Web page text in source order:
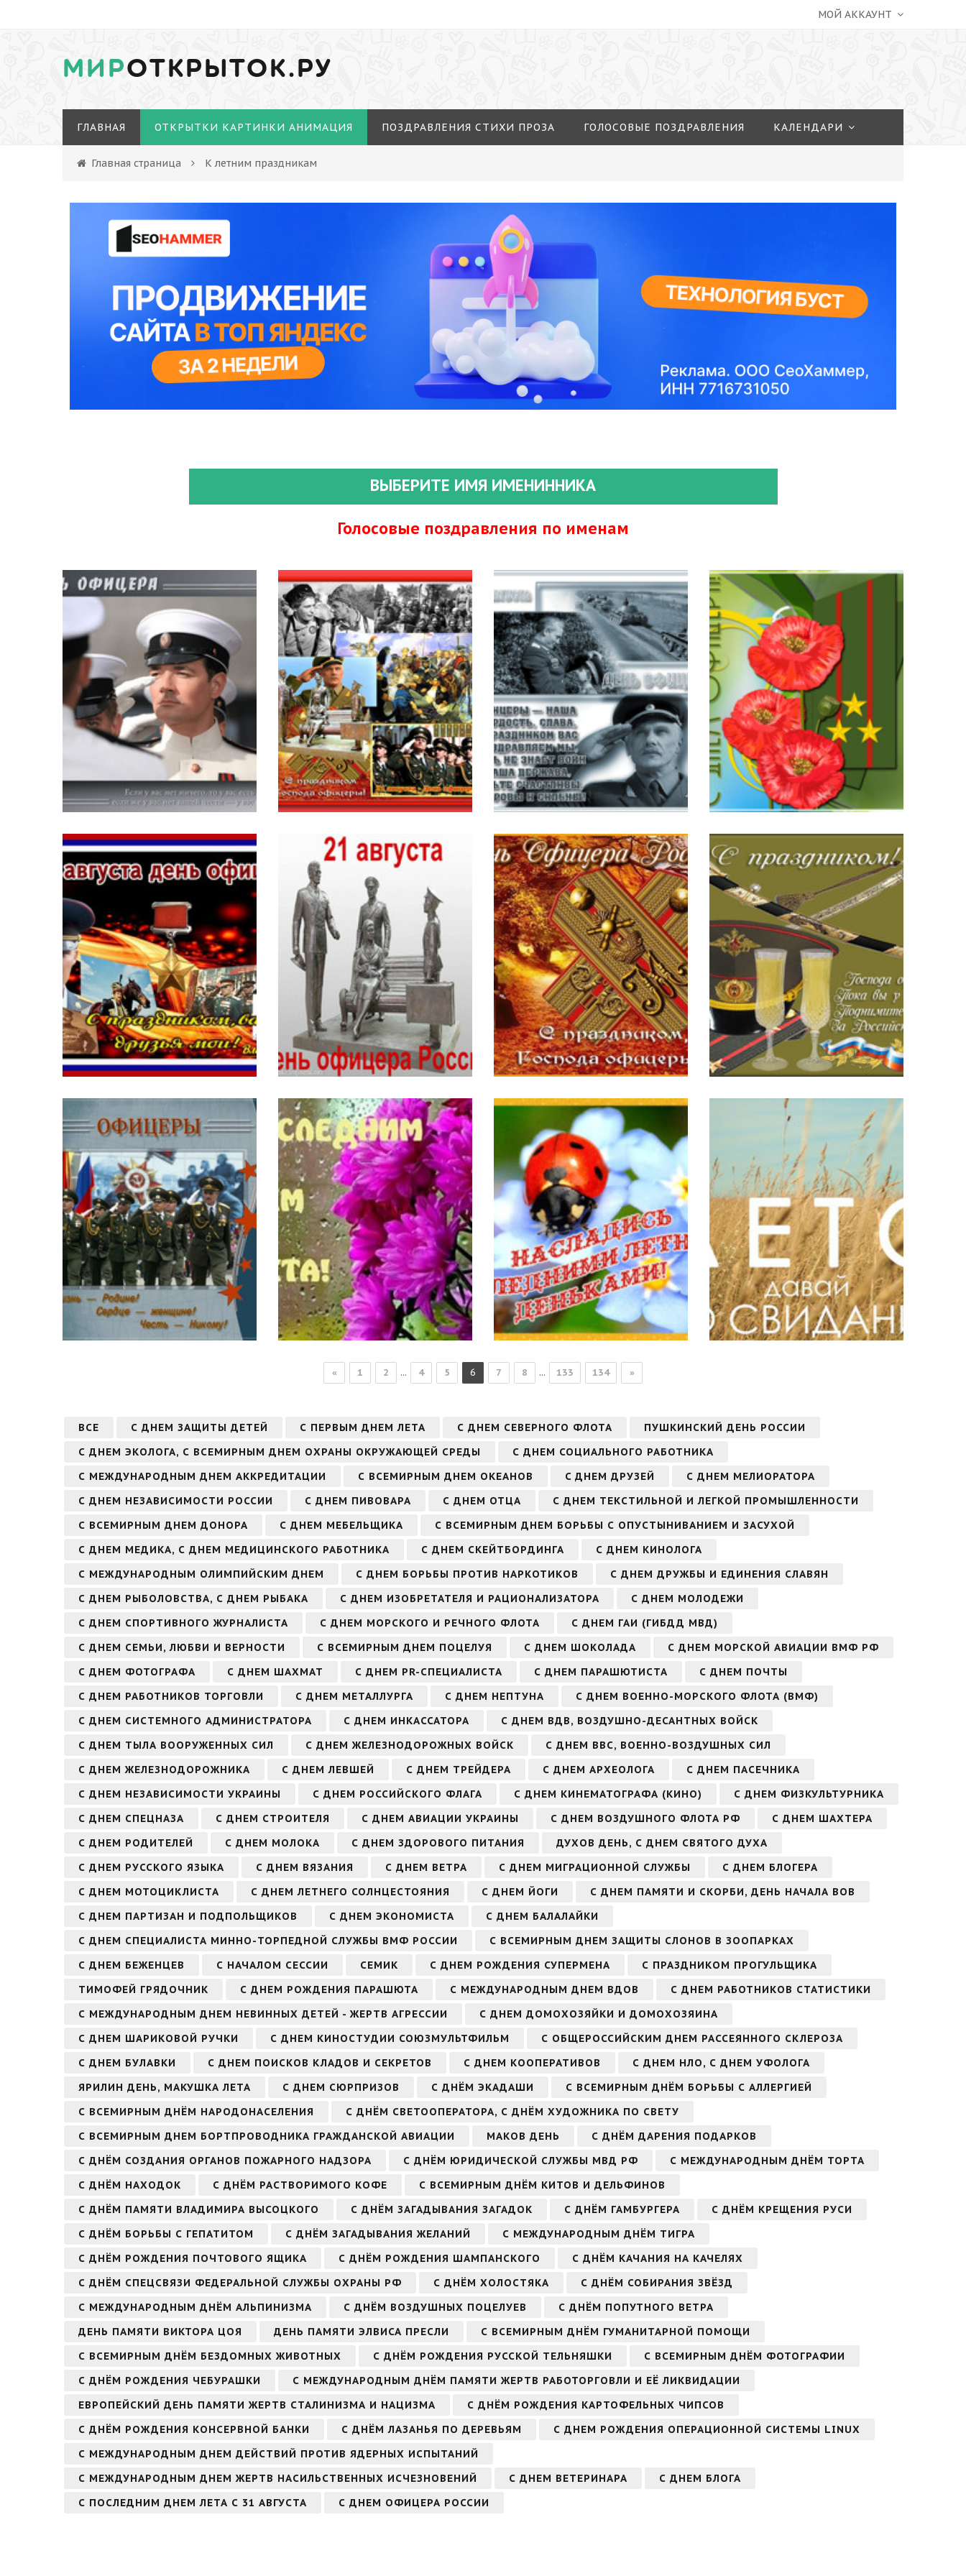
МОЙ АККАУНТ
МИРОТКРЫТОК.РУ
ГЛАВНАЯ ОТКРЫТКИ КАРТИНКИ АНИМАЦИЯ ПОЗДРАВЛЕНИЯ СТИХИ ПРОЗА ГОЛОСОВЫЕ ПОЗДРАВЛЕНИЯ КАЛЕНДАРИ
Главная страница К летним праздникам
ВЫБЕРИТЕ ИМЯ ИМЕНИННИКА
Голосовые поздравления по именам
« 1 2 ... 4 5 6 7 8 ... 133 134 »
ВСЕ С ДНЕМ ЗАЩИТЫ ДЕТЕЙ С ПЕРВЫМ ДНЕМ ЛЕТА С ДНЕМ СЕВЕРНОГО ФЛОТА
ПУШКИНСКИЙ ДЕНЬ РОССИИ
С ДНЕМ ЭКОЛОГА, С ВСЕМИРНЫМ ДНЕМ ОХРАНЫ ОКРУЖАЮЩЕЙ СРЕДЫ
С ДНЕМ СОЦИАЛЬНОГО РАБОТНИКА
С МЕЖДУНАРОДНЫМ ДНЕМ АККРЕДИТАЦИИ
С ВСЕМИРНЫМ ДНЕМ ОКЕАНОВ C ДНЕМ ДРУЗЕЙ
С ДНЕМ МЕЛИОРАТОРА
С ДНЕМ НЕЗАВИСИМОСТИ РОССИИ
С ДНЕМ ПИВОВАРА С ДНЕМ ОТЦА
С ДНЕМ ТЕКСТИЛЬНОЙ И ЛЕГКОЙ ПРОМЫШЛЕННОСТИ
С ВСЕМИРНЫМ ДНЕМ ДОНОРА
С ДНЕМ МЕБЕЛЬЩИКА
С ВСЕМИРНЫМ ДНЕМ БОРЬБЫ С ОПУСТЫНИВАНИЕМ И ЗАСУХОЙ
С ДНЕМ МЕДИКА, С ДНЕМ МЕДИЦИНСКОГО РАБОТНИКА
С ДНЕМ СКЕЙТБОРДИНГА
С ДНЕМ КИНОЛОГА
С МЕЖДУНАРОДНЫМ ОЛИМПИЙСКИМ ДНЕМ
С ДНЕМ БОРЬБЫ ПРОТИВ НАРКОТИКОВ
С ДНЕМ ДРУЖБЫ И ЕДИНЕНИЯ СЛАВЯН
С ДНЕМ РЫБОЛОВСТВА, С ДНЕМ РЫБАКА
С ДНЕМ ИЗОБРЕТАТЕЛЯ И РАЦИОНАЛИЗАТОРА
С ДНЕМ МОЛОДЕЖИ
С ДНЕМ СПОРТИВНОГО ЖУРНАЛИСТА
С ДНЕМ МОРСКОГО И РЕЧНОГО ФЛОТА
С ДНЕМ ГАИ (ГИБДД МВД)
С ДНЕМ СЕМЬИ, ЛЮБВИ И ВЕРНОСТИ
С ВСЕМИРНЫМ ДНЕМ ПОЦЕЛУЯ С ДНЕМ ШОКОЛАДА
С ДНЕМ МОРСКОЙ АВИАЦИИ ВМФ РФ
С ДНЕМ ФОТОГРАФА
С ДНЕМ ШАХМАТ С ДНЕМ PR-СПЕЦИАЛИСТА С ДНЕМ ПАРАШЮТИСТА
С ДНЕМ ПОЧТЫ
С ДНЕМ РАБОТНИКОВ ТОРГОВЛИ
С ДНЕМ МЕТАЛЛУРГА С ДНЕМ НЕПТУНА
С ДНЕМ ВОЕННО-МОРСКОГО ФЛОТА (ВМФ)
С ДНЕМ СИСТЕМНОГО АДМИНИСТРАТОРА
С ДНЕМ ИНКАССАТОРА
С ДНЕМ ВДВ, ВОЗДУШНО-ДЕСАНТНЫХ ВОЙСК
С ДНЕМ ТЫЛА ВООРУЖЕННЫХ СИЛ
С ДНЕМ ЖЕЛЕЗНОДОРОЖНЫХ ВОЙСК
С ДНЕМ ВВС, ВОЕННО-ВОЗДУШНЫХ СИЛ
С ДНЕМ ЖЕЛЕЗНОДОРОЖНИКА
С ДНЕМ ЛЕВШЕЙ С ДНЕМ ТРЕЙДЕРА С ДНЕМ АРХЕОЛОГА
С ДНЕМ ПАСЕЧНИКА
С ДНЕМ НЕЗАВИСИМОСТИ УКРАИНЫ
С ДНЕМ РОССИЙСКОГО ФЛАГА С ДНЕМ КИНЕМАТОГРАФА (КИНО)
С ДНЕМ ФИЗКУЛЬТУРНИКА
С ДНЕМ СПЕЦНАЗА
С ДНЕМ СТРОИТЕЛЯ С ДНЕМ АВИАЦИИ УКРАИНЫ С ДНЕМ ВОЗДУШНОГО ФЛОТА РФ
С ДНЕМ ШАХТЕРА
С ДНЕМ РОДИТЕЛЕЙ
С ДНЕМ МОЛОКА С ДНЕМ ЗДОРОВОГО ПИТАНИЯ
ДУХОВ ДЕНЬ, С ДНЕМ СВЯТОГО ДУХА
С ДНЕМ РУССКОГО ЯЗЫКА
С ДНЕМ ВЯЗАНИЯ С ДНЕМ ВЕТРА С ДНЕМ МИГРАЦИОННОЙ СЛУЖБЫ
С ДНЕМ БЛОГЕРА
С ДНЕМ МОТОЦИКЛИСТА
С ДНЕМ ЛЕТНЕГО СОЛНЦЕСТОЯНИЯ С ДНЕМ ЙОГИ
С ДНЕМ ПАМЯТИ И СКОРБИ, ДЕНЬ НАЧАЛА ВОВ
С ДНЕМ ПАРТИЗАН И ПОДПОЛЬЩИКОВ
С ДНЕМ ЭКОНОМИСТА
С ДНЕМ БАЛАЛАЙКИ
С ДНЕМ СПЕЦИАЛИСТА МИННО-ТОРПЕДНОЙ СЛУЖБЫ ВМФ РОССИИ
С ВСЕМИРНЫМ ДНЕМ ЗАЩИТЫ СЛОНОВ В ЗООПАРКАХ
С ДНЕМ БЕЖЕНЦЕВ
С НАЧАЛОМ СЕССИИ СЕМИК С ДНЕМ РОЖДЕНИЯ СУПЕРМЕНА
С ПРАЗДНИКОМ ПРОГУЛЬЩИКА
ТИМОФЕЙ ГРЯДОЧНИК
С ДНЕМ РОЖДЕНИЯ ПАРАШЮТА С МЕЖДУНАРОДНЫМ ДНЕМ ВДОВ
С ДНЕМ РАБОТНИКОВ СТАТИСТИКИ
С МЕЖДУНАРОДНЫМ ДНЕМ НЕВИННЫХ ДЕТЕЙ - ЖЕРТВ АГРЕССИИ
С ДНЕМ ДОМОХОЗЯЙКИ И ДОМОХОЗЯИНА
С ДНЕМ ШАРИКОВОЙ РУЧКИ
С ДНЕМ КИНОСТУДИИ СОЮЗМУЛЬТФИЛЬМ
С ОБЩЕРОССИЙСКИМ ДНЕМ РАССЕЯННОГО СКЛЕРОЗА
С ДНЕМ БУЛАВКИ
С ДНЕМ ПОИСКОВ КЛАДОВ И СЕКРЕТОВ С ДНЕМ КООПЕРАТИВОВ
С ДНЕМ НЛО, С ДНЕМ УФОЛОГА
ЯРИЛИН ДЕНЬ, МАКУШКА ЛЕТА
С ДНЕМ СЮРПРИЗОВ С ДНЁМ ЭКАДАШИ
С ВСЕМИРНЫМ ДНЁМ БОРЬБЫ С АЛЛЕРГИЕЙ
С ВСЕМИРНЫМ ДНЁМ НАРОДОНАСЕЛЕНИЯ
С ДНЁМ СВЕТООПЕРАТОРА, С ДНЁМ ХУДОЖНИКА ПО СВЕТУ
С ВСЕМИРНЫМ ДНЕМ БОРТПРОВОДНИКА ГРАЖДАНСКОЙ АВИАЦИИ
МАКОВ ДЕНЬ
С ДНЁМ ДАРЕНИЯ ПОДАРКОВ
С ДНЁМ СОЗДАНИЯ ОРГАНОВ ПОЖАРНОГО НАДЗОРА
С ДНЁМ ЮРИДИЧЕСКОЙ СЛУЖБЫ МВД РФ
С МЕЖДУНАРОДНЫМ ДНЁМ ТОРТА
С ДНЁМ НАХОДОК
С ДНЁМ РАСТВОРИМОГО КОФЕ
С ВСЕМИРНЫМ ДНЁМ КИТОВ И ДЕЛЬФИНОВ
С ДНЁМ ПАМЯТИ ВЛАДИМИРА ВЫСОЦКОГО
С ДНЁМ ЗАГАДЫВАНИЯ ЗАГАДОК С ДНЁМ ГАМБУРГЕРА
С ДНЁМ КРЕЩЕНИЯ РУСИ
С ДНЁМ БОРЬБЫ С ГЕПАТИТОМ
С ДНЁМ ЗАГАДЫВАНИЯ ЖЕЛАНИЙ
С МЕЖДУНАРОДНЫМ ДНЁМ ТИГРА
С ДНЁМ РОЖДЕНИЯ ПОЧТОВОГО ЯЩИКА
С ДНЁМ РОЖДЕНИЯ ШАМПАНСКОГО
С ДНЁМ КАЧАНИЯ НА КАЧЕЛЯХ
С ДНЁМ СПЕЦСВЯЗИ ФЕДЕРАЛЬНОЙ СЛУЖБЫ ОХРАНЫ РФ
С ДНЁМ ХОЛОСТЯКА
С ДНЁМ СОБИРАНИЯ ЗВЁЗД
С МЕЖДУНАРОДНЫМ ДНЁМ АЛЬПИНИЗМА
С ДНЁМ ВОЗДУШНЫХ ПОЦЕЛУЕВ
С ДНЁМ ПОПУТНОГО ВЕТРА
ДЕНЬ ПАМЯТИ ВИКТОРА ЦОЯ
ДЕНЬ ПАМЯТИ ЭЛВИСА ПРЕСЛИ
С ВСЕМИРНЫМ ДНЁМ ГУМАНИТАРНОЙ ПОМОЩИ
С ВСЕМИРНЫМ ДНЁМ БЕЗДОМНЫХ ЖИВОТНЫХ
С ДНЁМ РОЖДЕНИЯ РУССКОЙ ТЕЛЬНЯШКИ
С ВСЕМИРНЫМ ДНЁМ ФОТОГРАФИИ
С ДНЁМ РОЖДЕНИЯ ЧЕБУРАШКИ
С МЕЖДУНАРОДНЫМ ДНЁМ ПАМЯТИ ЖЕРТВ РАБОТОРГОВЛИ И ЕЁ ЛИКВИДАЦИИ
ЕВРОПЕЙСКИЙ ДЕНЬ ПАМЯТИ ЖЕРТВ СТАЛИНИЗМА И НАЦИЗМА
С ДНЁМ РОЖДЕНИЯ КАРТОФЕЛЬНЫХ ЧИПСОВ
С ДНЁМ РОЖДЕНИЯ КОНСЕРВНОЙ БАНКИ
С ДНЁМ ЛАЗАНЬЯ ПО ДЕРЕВЬЯМ
С ДНЕМ РОЖДЕНИЯ ОПЕРАЦИОННОЙ СИСТЕМЫ LINUX
С МЕЖДУНАРОДНЫМ ДНЕМ ДЕЙСТВИЙ ПРОТИВ ЯДЕРНЫХ ИСПЫТАНИЙ
С МЕЖДУНАРОДНЫМ ДНЕМ ЖЕРТВ НАСИЛЬСТВЕННЫХ ИСЧЕЗНОВЕНИЙ
С ДНЕМ ВЕТЕРИНАРА
С ДНЕМ БЛОГА
С ПОСЛЕДНИМ ДНЕМ ЛЕТА С 31 АВГУСТА
С ДНЕМ ОФИЦЕРА РОССИИ